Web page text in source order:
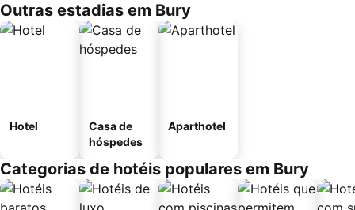
Outras estadias em Bury
Hotel
Casa de
hóspedes
Aparthotel
Categorias de hotéis populares em Bury